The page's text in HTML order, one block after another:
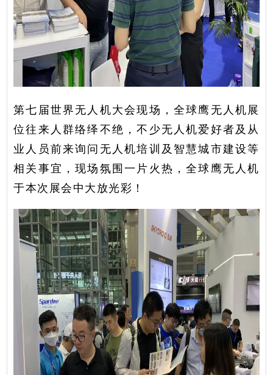
第七届世界无人机大会现场，全球鹰无人机展
位往来人群络绎不绝，不少无人机爱好者及从
业人员前来询问无人机培训及智慧城市建设等
相关事宜，现场氛围一片火热，全球鹰无人机
于本次展会中大放光彩！